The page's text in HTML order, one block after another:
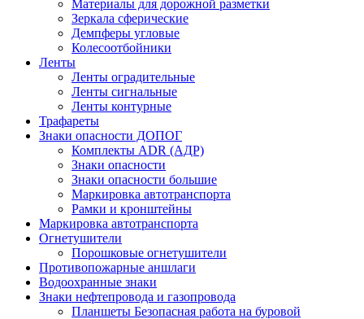
Материалы для дорожной разметки
Зеркала сферические
Демпферы угловые
Колесоотбойники
Ленты
Ленты оградительные
Ленты сигнальные
Ленты контурные
Трафареты
Знаки опасности ДОПОГ
Комплекты ADR (АДР)
Знаки опасности
Знаки опасности большие
Маркировка автотранспорта
Рамки и кронштейны
Маркировка автотранспорта
Огнетушители
Порошковые огнетушители
Противопожарные аншлаги
Водоохранные знаки
Знаки нефтепровода и газопровода
Планшеты Безопасная работа на буровой